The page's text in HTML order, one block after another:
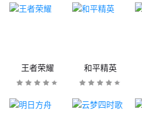
王者荣耀 和平精英